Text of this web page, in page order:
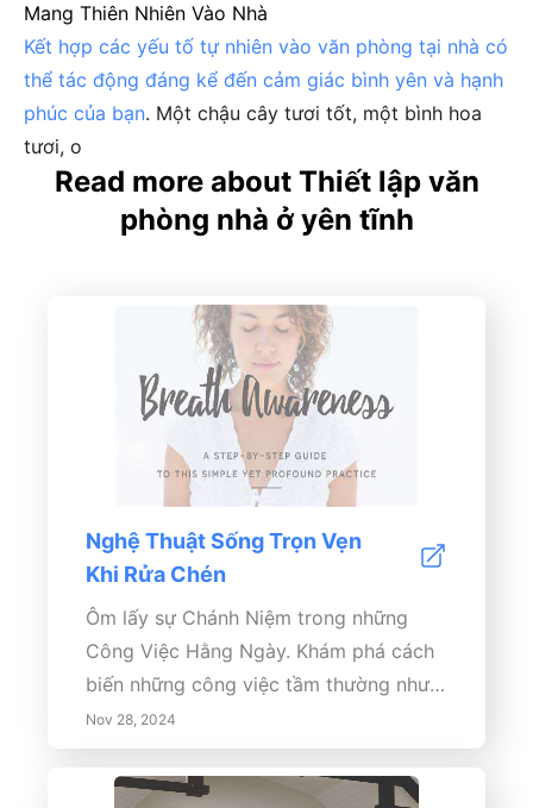
Mang Thiên Nhiên Vào Nhà
Kết hợp các yếu tố tự nhiên vào văn phòng tại nhà có
thể tác động đáng kể đến cảm giác bình yên và hạnh
phúc của bạn. Một chậu cây tươi tốt, một bình hoa
tươi, o
Read more about Thiết lập văn
phòng nhà ở yên tĩnh
Nghệ Thuật Sống Trọn Vẹn
Khi Rửa Chén
Ôm lấy sự Chánh Niệm trong những
Công Việc Hằng Ngày. Khám phá cách
biến những công việc tầm thường như
rửa chén thành những khoảnh khắc
chánh niệm và thiền định. Hướng dẫn
này khám phá các nguyên tắc của sự
Nov 28, 2024